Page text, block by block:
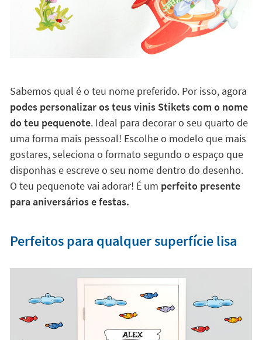
Sabemos qual é o teu nome preferido. Por isso, agora
podes personalizar os teus vinis Stikets com o nome
do teu pequenote. Ideal para decorar o seu quarto de
uma forma mais pessoal! Escolhe o modelo que mais
gostares, seleciona o formato segundo o espaço que
disponhas e escreve o seu nome dentro do desenho.
O teu pequenote vai adorar! É um perfeito presente
para aniversários e festas.
Perfeitos para qualquer superfície lisa